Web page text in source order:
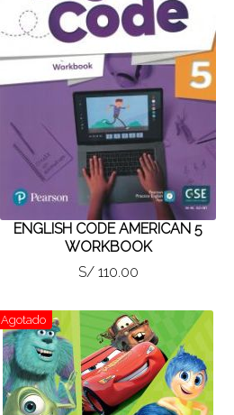
ENGLISH CODE AMERICAN 5
WORKBOOK
S/ 110.00
Agotado